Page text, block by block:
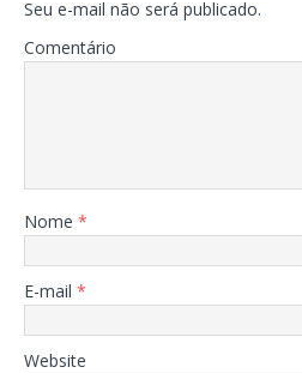
Seu e-mail não será publicado.
Comentário
Nome *
E-mail *
Website